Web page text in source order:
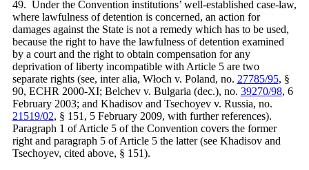
49. Under the Convention institutions’ well-established case-law,
where lawfulness of detention is concerned, an action for
damages against the State is not a remedy which has to be used,
because the right to have the lawfulness of detention examined
by a court and the right to obtain compensation for any
deprivation of liberty incompatible with Article 5 are two
separate rights (see, inter alia, Włoch v. Poland, no. 27785/95, §
90, ECHR 2000‑XI; Belchev v. Bulgaria (dec.), no. 39270/98, 6
February 2003; and Khadisov and Tsechoyev v. Russia, no.
21519/02, § 151, 5 February 2009, with further references).
Paragraph 1 of Article 5 of the Convention covers the former
right and paragraph 5 of Article 5 the latter (see Khadisov and
Tsechoyev, cited above, § 151).